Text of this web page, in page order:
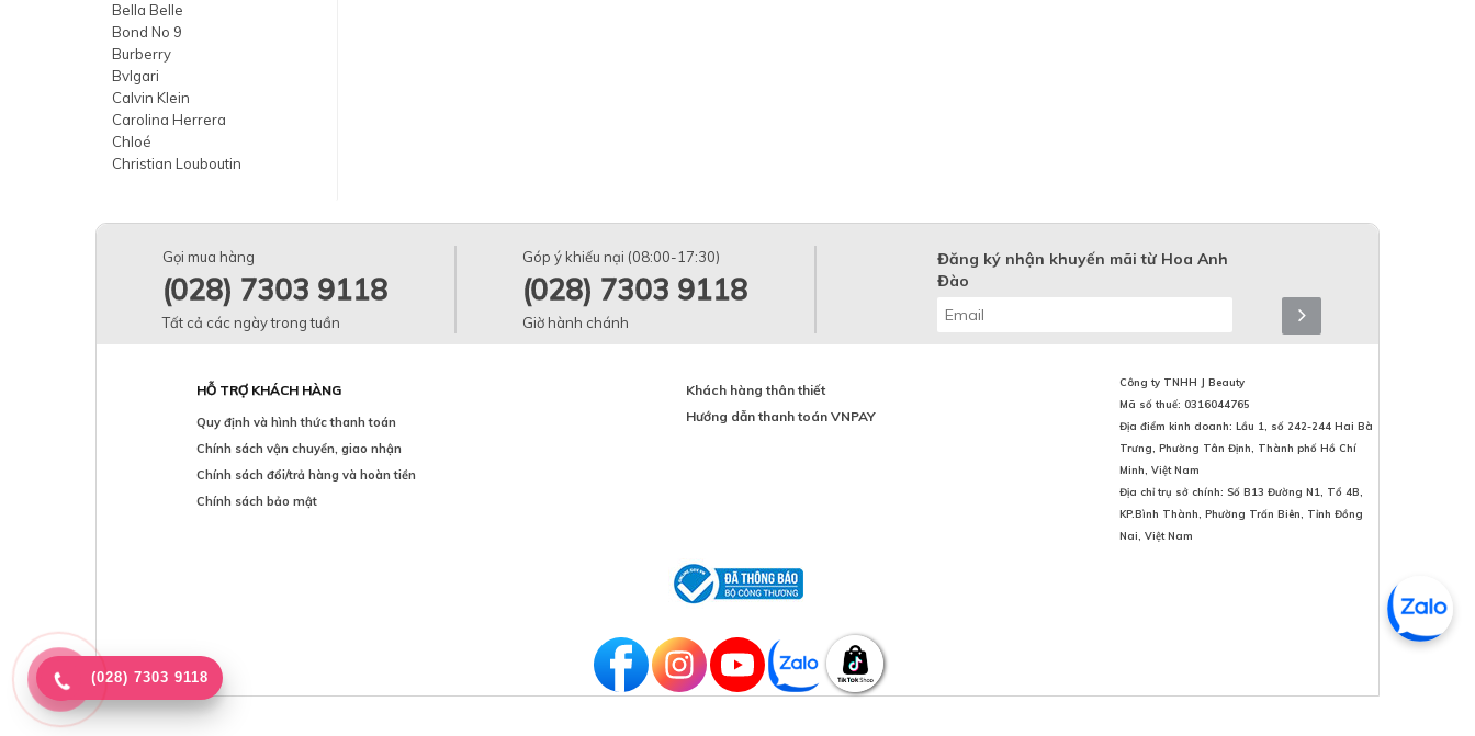
Bella Belle
Bond No 9
Burberry
Bvlgari
Calvin Klein
Carolina Herrera
Chloé
Christian Louboutin
Dibi Milano
Diptyque
Dr.Spiller
Hush & Hush
Maison Margiela
Marc Jacobs
Maria Galland
Gọi mua hàng
(028) 7303 9118
Tất cả các ngày trong tuần
Góp ý khiếu nại (08:00-17:30)
(028) 7303 9118
Giờ hành chánh
Đăng ký nhận khuyến mãi từ Hoa Anh
Đào
HỖ TRỢ KHÁCH HÀNG
Quy định và hình thức thanh toán
Chính sách vận chuyển, giao nhận
Chính sách đổi/trả hàng và hoàn tiền
Chính sách bảo mật
Khách hàng thân thiết
Hướng dẫn thanh toán VNPAY
Công ty TNHH J Beauty
Mã số thuế: 0316044765
Địa điểm kinh doanh: Lầu 1, số 242-244 Hai Bà
Trưng, Phường Tân Định, Thành phố Hồ Chí
Minh, Việt Nam
Địa chỉ trụ sở chính: Số B13 Đường N1, Tổ 4B,
KP.Bình Thành, Phường Trấn Biên, Tỉnh Đồng
Nai, Việt Nam
(028) 7303 9118